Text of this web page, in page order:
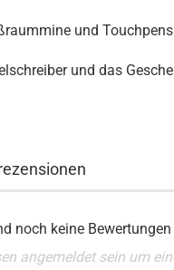
und
und das
noch keine
angemeldet sein um